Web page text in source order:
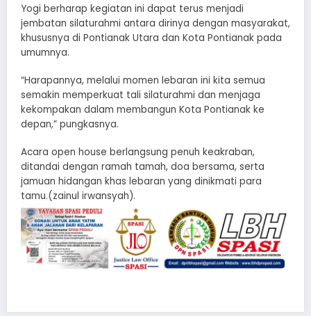
Yogi berharap kegiatan ini dapat terus menjadi
jembatan silaturahmi antara dirinya dengan masyarakat,
khususnya di Pontianak Utara dan Kota Pontianak pada
umumnya.
“Harapannya, melalui momen lebaran ini kita semua
semakin memperkuat tali silaturahmi dan menjaga
kekompakan dalam membangun Kota Pontianak ke
depan,” pungkasnya.
Acara open house berlangsung penuh keakraban,
ditandai dengan ramah tamah, doa bersama, serta
jamuan hidangan khas lebaran yang dinikmati para
tamu.(zainul irwansyah).